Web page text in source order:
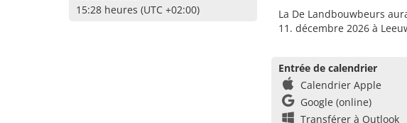
15:28 heures (UTC +02:00)
La De Landbouwbeurs
11. décembre 2026 à
Entrée de calendrier
Calendrier Apple
Google (online)
Transférer à Outlook